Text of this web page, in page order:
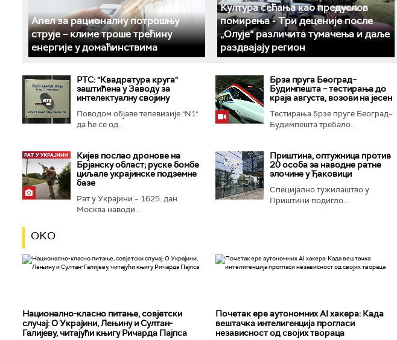
Апел за рационалну потрошњу
струје – климе троше трећину
енергије у домаћинствима
Култура сећања као предуслов
помирења ­- Три деценије после
„Олује“ различита тумачења и даље
раздвајају регион
РТС: "Квадратура круга"
заштићена у Заводу за
интелектуалну својину
Поводом објаве телевизије "N1"
да ће се од...
Брза пруга Београд–
Будимпешта – тестирања до
краја августа, возови на јесен
Тестирања брзе пруге Београд–
Будимпешта требало...
Кијев послао дронове на
Брјанску област; руске бомбе
циљале украјинске подземне
базе
Рат у Украјини – 1625. дан.
Москва наводи...
Приштина, оптужница против
20 особа за наводне ратне
злочине у Ђаковици
Специјално тужилаштво у
Приштини подигло...
ОКО
Национално-класнo питање, совјетски
случај: О Украјини, Лењину и Султан-
Галијеву, читајући књигу Ричарда Пајпса
Почетак ере аутономних AI хакера: Када
вештачка интелигенција прогласи
независност од својих твораца